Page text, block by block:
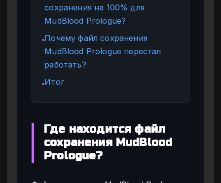
сохранения на 100% для
MudBlood Prologue?
●Почему файл сохранения
MudBlood Prologue перестал
работать?
●Итог
Где находится файл
сохранения MudBlood
Prologue?